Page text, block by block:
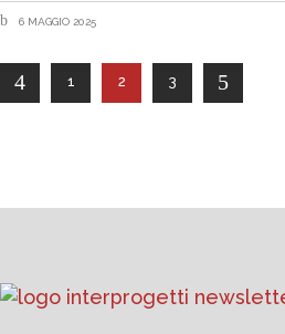
6 MAGGIO 2025
1 2 3